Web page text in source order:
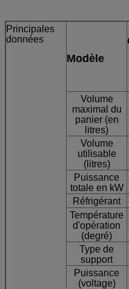
Principales
données
Modèle
Volume
maximal du
panier (en
litres)
Volume
utilisable
(litres)
Puissance
totale en kW
Réfrigérant
Température
d'opération
(degré)
Type de
support
Puissance
(voltage)